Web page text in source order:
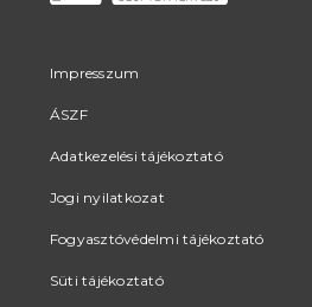
Impresszum
ÁSZF
Adatkezelési tájékoztató
Jogi nyilatkozat
Fogyasztóvédelmi tájékoztató
Süti tájékoztató